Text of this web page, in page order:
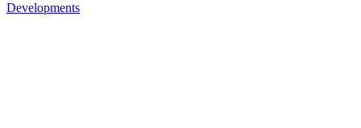
Developments